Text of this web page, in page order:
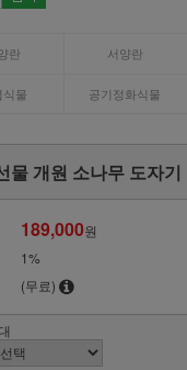
란 서양란
식물 공기정화식물
물 개원 소나무 도자기
189,000원
1%
(무료)